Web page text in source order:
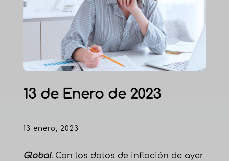
13 de Enero de 2023
13 enero, 2023
Global. Con los datos de inflación de ayer